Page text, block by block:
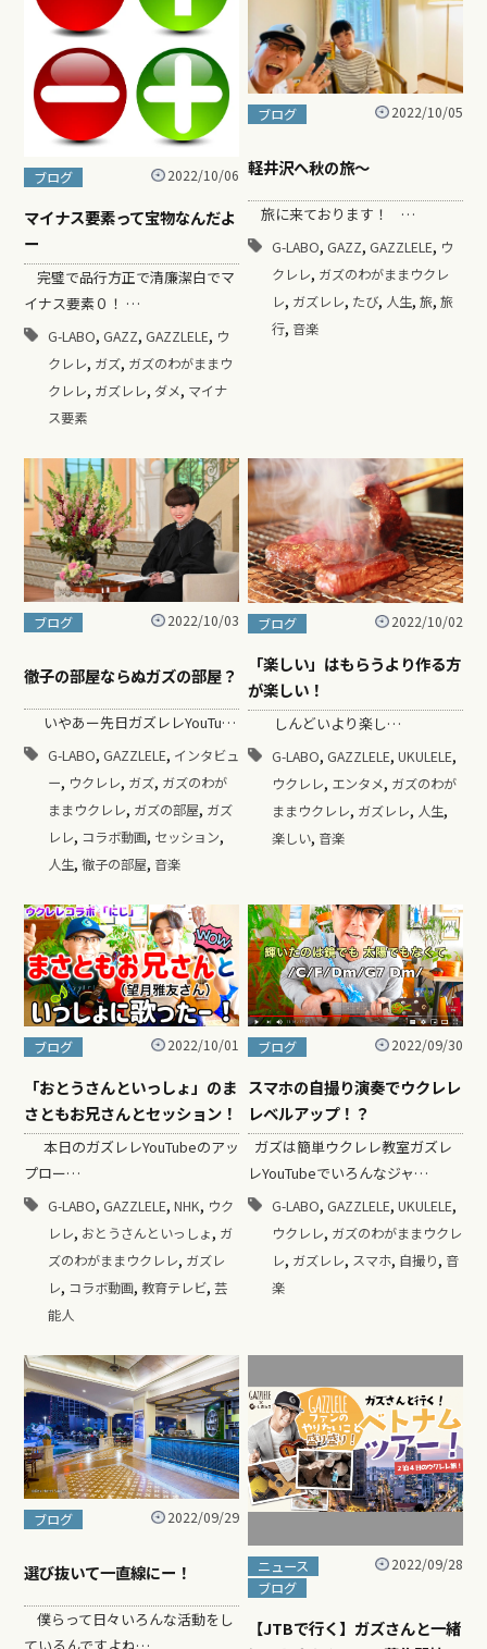
ブログ 2022/10/06
マイナス要素って宝物なんだよ
ー
完璧で品行方正で清廉潔白でマ
イナス要素０！ …
G-LABO, GAZZ, GAZZLELE, ウ
クレレ, ガズ, ガズのわがままウ
クレレ, ガズレレ, ダメ, マイナ
ス要素
ブログ 2022/10/05
軽井沢へ秋の旅〜
旅に来ております！ …
G-LABO, GAZZ, GAZZLELE, ウ
クレレ, ガズのわがままウクレ
レ, ガズレレ, たび, 人生, 旅, 旅
行, 音楽
ブログ 2022/10/03
徹子の部屋ならぬガズの部屋？
いやあー先日ガズレレYouTu…
G-LABO, GAZZLELE, インタビュ
ー, ウクレレ, ガズ, ガズのわが
ままウクレレ, ガズの部屋, ガズ
レレ, コラボ動画, セッション,
人生, 徹子の部屋, 音楽
ブログ 2022/10/02
「楽しい」はもらうより作る方
が楽しい！
しんどいより楽し…
G-LABO, GAZZLELE, UKULELE,
ウクレレ, エンタメ, ガズのわが
ままウクレレ, ガズレレ, 人生,
楽しい, 音楽
ブログ 2022/10/01
「おとうさんといっしょ」のま
さともお兄さんとセッション！
本日のガズレレYouTubeのアッ
プロー…
G-LABO, GAZZLELE, NHK, ウク
レレ, おとうさんといっしょ, ガ
ズのわがままウクレレ, ガズレ
レ, コラボ動画, 教育テレビ, 芸
能人
ブログ 2022/09/30
スマホの自撮り演奏でウクレレ
レベルアップ！？
ガズは簡単ウクレレ教室ガズレ
レYouTubeでいろんなジャ…
G-LABO, GAZZLELE, UKULELE,
ウクレレ, ガズのわがままウクレ
レ, ガズレレ, スマホ, 自撮り, 音
楽
ブログ 2022/09/29
選び抜いて一直線にー！
僕らって日々いろんな活動をし
ニュース
ブログ
2022/09/28
【JTBで行く】ガズさんと一緒